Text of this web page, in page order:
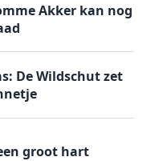
Akker kan nog
De Wildschut zet
groot hart